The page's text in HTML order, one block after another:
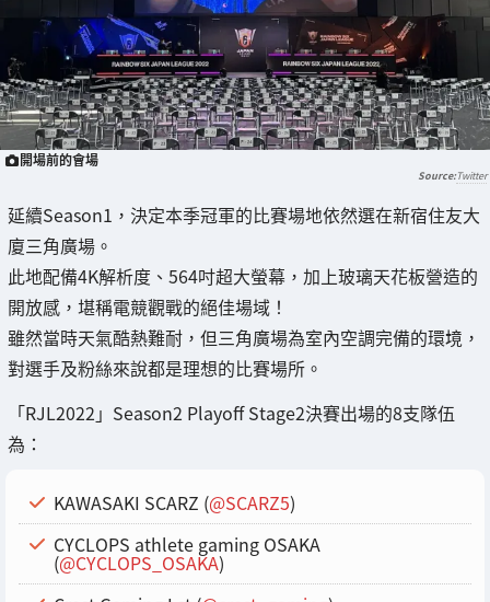
開場前的會場
Twitter
延續Season1，決定本季冠軍的比賽場地依然選在新宿住友大
廈三角廣場。
此地配備4K解析度、564吋超大螢幕，加上玻璃天花板營造的
開放感，堪稱電競觀戰的絕佳場域！
雖然當時天氣酷熱難耐，但三角廣場為室內空調完備的環境，
對選手及粉絲來說都是理想的比賽場所。
「RJL2022」Season2 Playoff Stage2決賽出場的8支隊伍
為：
KAWASAKI SCARZ (@SCARZ5)
CYCLOPS athlete gaming OSAKA
(@CYCLOPS_OSAKA)